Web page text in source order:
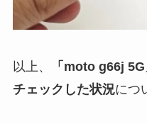
以上、
「moto g66j
チェックした状況につ